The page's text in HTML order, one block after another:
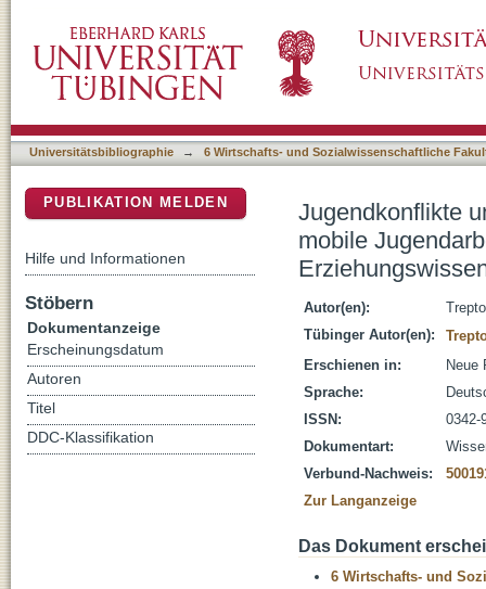
24.-27. September 1984 am Institut für
Universitätsbibliographie → 6 Wirtschafts- und Sozialwissenschaftliche
Jugendkonflikte
mobile
Autor(en):
Tübinger Autor(en):
Erschienen in:
Neue
Sprache:
ISSN:
0342-
Dokumentart:
Verbund-Nachweis:
Zur Langanzeige
Das Dokument
6 Wirtschafts- und
PUBLIKATION MELDEN
Hilfe und Informationen
Stöbern
Dokumentanzeige
Erscheinungsdatum
Autoren
Titel
DDC-Klassifikation